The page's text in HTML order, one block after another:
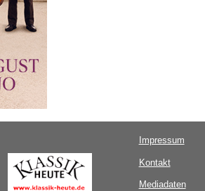
Impressum
Kontakt
Mediadaten